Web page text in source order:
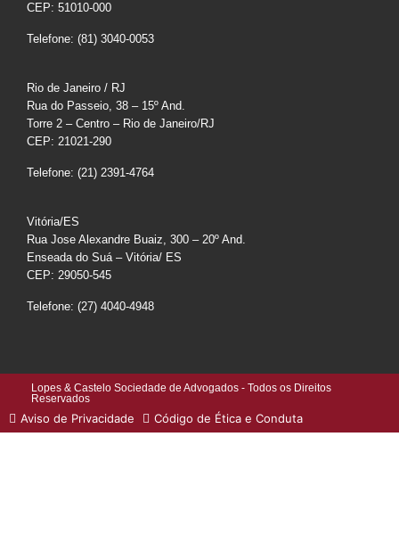
CEP: 51010-000
Telefone: (81) 3040-0053
Rio de Janeiro / RJ
Rua do Passeio, 38 – 15º And.
Torre 2 – Centro – Rio de Janeiro/RJ
CEP: 21021-290
Telefone: (21) 2391-4764
Vitória/ES
Rua Jose Alexandre Buaiz, 300 – 20º And.
Enseada do Suá – Vitória/ ES
CEP: 29050-545
Telefone: (27) 4040-4948
Lopes & Castelo Sociedade de Advogados - Todos os Direitos
Reservados
Aviso de Privacidade Código de Ética e Conduta